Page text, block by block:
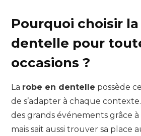
Pourquoi choisir
dentelle pour
occasions ?
La robe en dentelle possède
de s’adapter à chaque
des grands événements grâce à
mais sait aussi trouver sa place